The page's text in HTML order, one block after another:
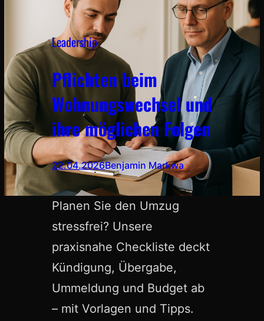
Leadership
Pflichten beim
Wohnungswechsel und
ihre möglichen Folgen
22.04.2026Benjamin Markwa
Planen Sie den Umzug
stressfrei? Unsere
praxisnahe Checkliste deckt
Kündigung, Übergabe,
Ummeldung und Budget ab
– mit Vorlagen und Tipps.